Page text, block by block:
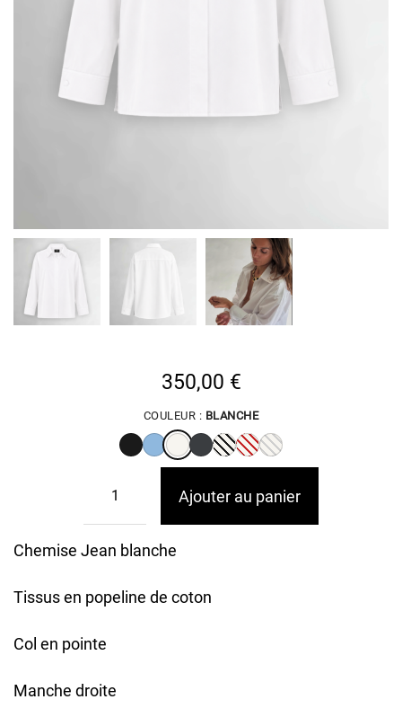
350,00 €
Chemise Jean blanche
Tissus en popeline de coton
Col en pointe
Manche droite
COULEUR : BLANCHE
Ajouter au panier